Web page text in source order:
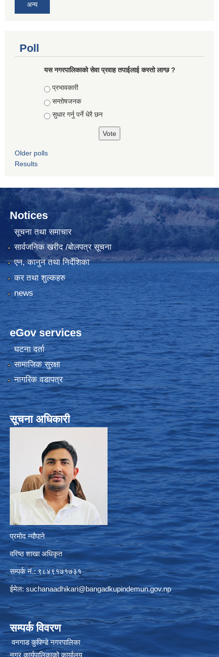
अन्य
Poll
यस नगरपालिकाको सेवा प्रवाह तपाईलाई कस्तो लाग्छ ?
Choices
प्रभावकारी
सन्तोषजनक
सुधार गर्नु पर्ने धेरै छन
Older polls
Results
Notices
सूचना तथा समाचार
सार्वजनिक खरीद /बोलपत्र सूचना
एन, कानुन तथा निर्देशिका
कर तथा शुल्कहरु
news
eGov services
घटना दर्ता
सामाजिक सुरक्षा
नागरिक वडापत्र
सूचना अधिकारी
प्रमोद न्यौपाने
वरिष्ठ शाखा अधिकृत
सम्पर्क नं.: ९८४९१७१७३१
ईमेल: suchanaadhikari@bangadkupindemun.gov.np
सम्पर्क विवरण
वनगाड कुपिण्डे नगरपालिका
नगर कार्यपालिकाको कार्यालय